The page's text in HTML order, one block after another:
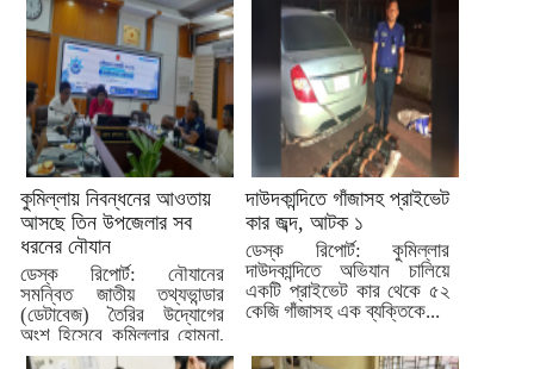
কুমিল্লায় নিবন্ধনের আওতায়
আসছে তিন উপজেলার সব
ধরনের নৌযান
ডেস্ক রিপোর্ট: নৌযানের
সমন্বিত জাতীয় তথ্যভান্ডার
(ডেটাবেজ) তৈরির উদ্যোগের
অংশ হিসেবে কুমিল্লার হোমনা,
মেঘনা ও...
দাউদকান্দিতে গাঁজাসহ প্রাইভেট
কার জব্দ, আটক ১
ডেস্ক রিপোর্ট: কুমিল্লার
দাউদকান্দিতে অভিযান চালিয়ে
একটি প্রাইভেট কার থেকে ৫২
কেজি গাঁজাসহ এক ব্যক্তিকে...